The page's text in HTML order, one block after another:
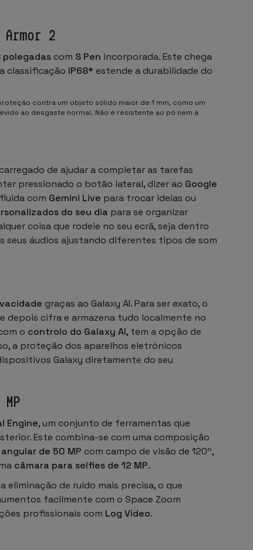
2
polegadas com S Pen incorporada. Este chega
classificação IP68* estende a durabilidade do
contra um objeto sólido maior de 1 mm, como um
ao desgaste normal. Não é resistente ao pó nem à
de ajudar a completar as tarefas
pressionado o botão lateral, dizer ao Google
com Gemini Live para trocar ideias ou
do seu dia para se organizar
coisa que rodeie no seu ecrã, seja dentro
seus áudios ajustando diferentes tipos de som
graças ao Galaxy AI. Para ser exato, o
depois cifra e armazena tudo localmente no
o controlo do Galaxy AI, tem a opção de
a proteção dos aparelhos eletrónicos
Galaxy diretamente do seu
Engine, um conjunto de ferramentas que
Este combina-se com uma composição
de 50 MP com campo de visão de 120º,
câmara para selfies de 12 MP.
eliminação de ruído mais precisa, o que
facilmente com o Space Zoom
profissionais com Log Video.